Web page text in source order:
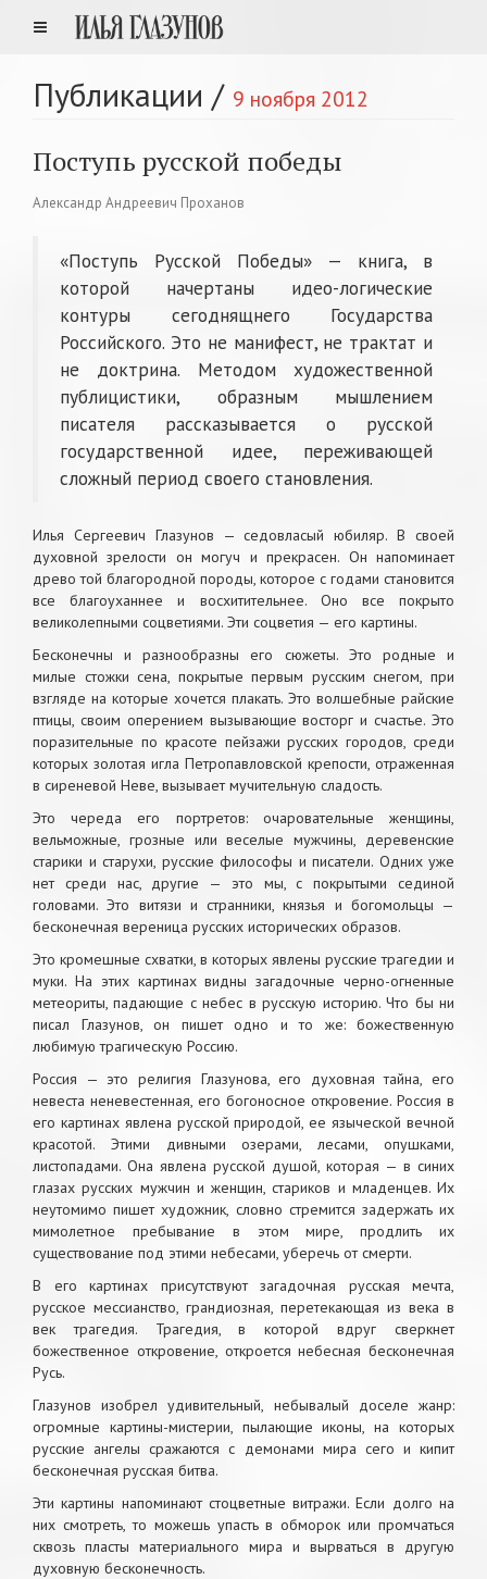
Публикации / 9 ноября 2012
Поступь русской победы
Александр Андреевич Проханов
«Поступь Русской Победы» — книга, в
которой начертаны идео-логические
контуры сегоднящнего Государства
Российского. Это не манифест, не трактат и
не доктрина. Методом художественной
публицистики, образным мышлением
писателя рассказывается о русской
государственной идее, переживающей
сложный период своего становления.
Илья Сергеевич Глазунов — седовласый юбиляр. В своей
духовной зрелости он могуч и прекрасен. Он напоминает
древо той благородной породы, которое с годами становится
все благоуханнее и восхитительнее. Оно все покрыто
великолепными соцветиями. Эти соцветия — его картины.
Бесконечны и разнообразны его сюжеты. Это родные и
милые стожки сена, покрытые первым русским снегом, при
взгляде на которые хочется плакать. Это волшебные райские
птицы, своим оперением вызывающие восторг и счастье. Это
поразительные по красоте пейзажи русских городов, среди
которых золотая игла Петропавловской крепости, отраженная
в сиреневой Неве, вызывает мучительную сладость.
Это череда его портретов: очаровательные женщины,
вельможные, грозные или веселые мужчины, деревенские
старики и старухи, русские философы и писатели. Одних уже
нет среди нас, другие — это мы, с покрытыми сединой
головами. Это витязи и странники, князья и богомольцы —
бесконечная вереница русских исторических образов.
Это кромешные схватки, в которых явлены русские трагедии и
муки. На этих картинах видны загадочные черно-огненные
метеориты, падающие с небес в русскую историю. Что бы ни
писал Глазунов, он пишет одно и то же: божественную
любимую трагическую Россию.
Россия — это религия Глазунова, его духовная тайна, его
невеста неневестенная, его богоносное откровение. Россия в
его картинах явлена русской природой, ее языческой вечной
красотой. Этими дивными озерами, лесами, опушками,
листопадами. Она явлена русской душой, которая — в синих
глазах русских мужчин и женщин, стариков и младенцев. Их
неутомимо пишет художник, словно стремится задержать их
мимолетное пребывание в этом мире, продлить их
существование под этими небесами, уберечь от смерти.
В его картинах присутствуют загадочная русская мечта,
русское мессианство, грандиозная, перетекающая из века в
век трагедия. Трагедия, в которой вдруг сверкнет
божественное откровение, откроется небесная бесконечная
Русь.
Глазунов изобрел удивительный, небывалый доселе жанр:
огромные картины-мистерии, пылающие иконы, на которых
русские ангелы сражаются с демонами мира сего и кипит
бесконечная русская битва.
Эти картины напоминают стоцветные витражи. Если долго на
них смотреть, то можешь упасть в обморок или промчаться
сквозь пласты материального мира и вырваться в другую
духовную бесконечность.